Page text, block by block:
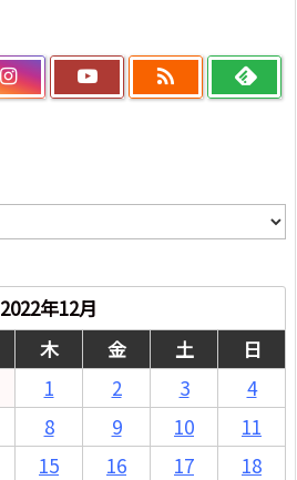

2022年12月
木 金 土
日
1
2 3
4
8 9 10
11
15 16 17
18